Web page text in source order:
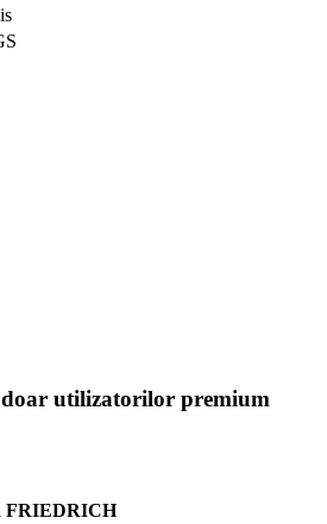
doar utilizatorilor premium
FRIEDRICH